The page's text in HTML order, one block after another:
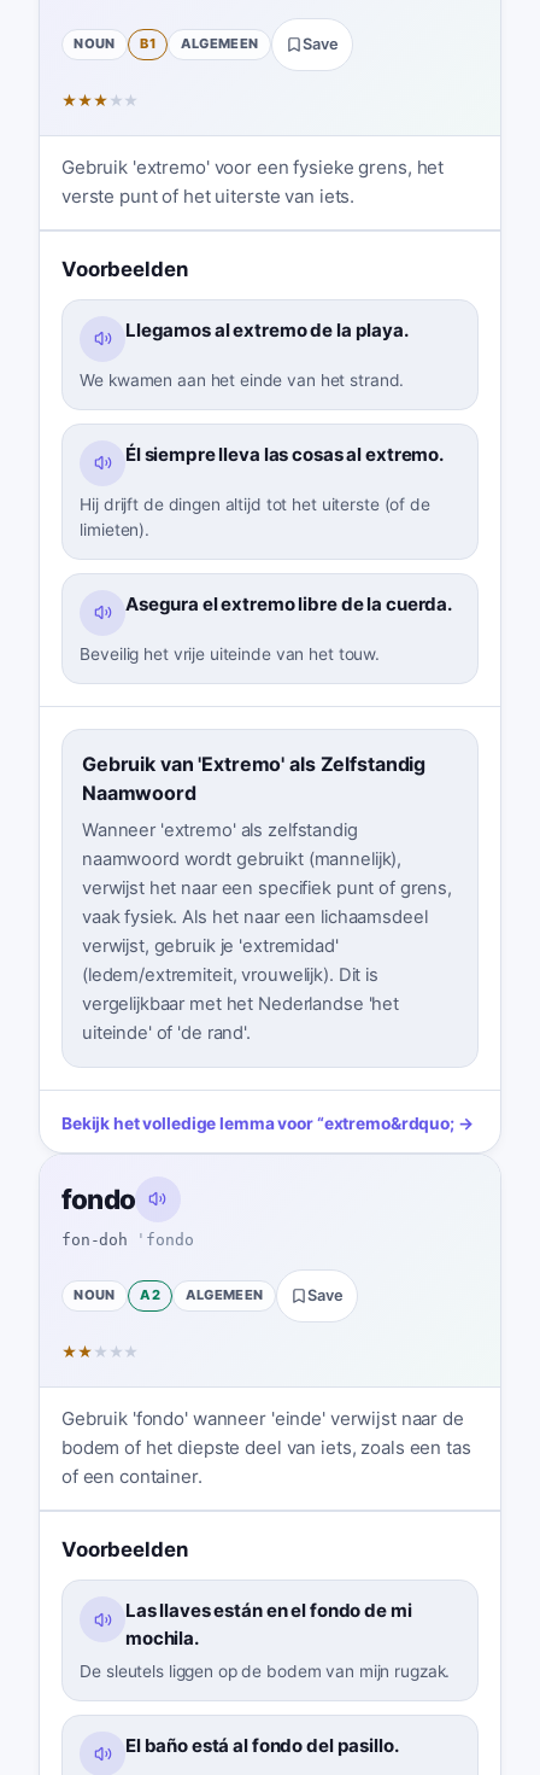
NOUN B1 ALGEMEEN Save
★★★ ★ ★
Gebruik 'extremo' voor een fysieke grens, het
verste punt of het uiterste van iets.
Voorbeelden
Llegamos al extremo de la playa.
We kwamen aan het einde van het strand.
Él siempre lleva las cosas al extremo.
Hij drijft de dingen altijd tot het uiterste (of de
limieten).
Asegura el extremo libre de la cuerda.
Beveilig het vrije uiteinde van het touw.
Gebruik van 'Extremo' als Zelfstandig
Naamwoord
Wanneer 'extremo' als zelfstandig
naamwoord wordt gebruikt (mannelijk),
verwijst het naar een specifiek punt of grens,
vaak fysiek. Als het naar een lichaamsdeel
verwijst, gebruik je 'extremidad'
(ledem/extremiteit, vrouwelijk). Dit is
vergelijkbaar met het Nederlandse 'het
uiteinde' of 'de rand'.
Bekijk het volledige lemma voor“extremo&rdquo; →
fondo
fon-doh ˈfondo
NOUN A2 ALGEMEEN Save
★★ ★ ★ ★
Gebruik 'fondo' wanneer 'einde' verwijst naar de
bodem of het diepste deel van iets, zoals een tas
of een container.
Voorbeelden
Las llaves están en el fondo de mi
mochila.
De sleutels liggen op de bodem van mijn rugzak.
El baño está al fondo del pasillo.